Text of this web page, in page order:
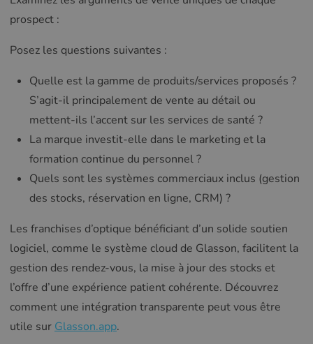
prospect :
Posez les questions suivantes :
Quelle est la gamme de produits/services proposés ?
S’agit-il principalement de vente au détail ou
mettent-ils l’accent sur les services de santé ?
La marque investit-elle dans le marketing et la
formation continue du personnel ?
Quels sont les systèmes commerciaux inclus (gestion
des stocks, réservation en ligne, CRM) ?
Les franchises d’optique bénéficiant d’un solide soutien
logiciel, comme le système cloud de Glasson, facilitent la
gestion des rendez-vous, la mise à jour des stocks et
l’offre d’une expérience patient cohérente. Découvrez
comment une intégration transparente peut vous être
utile sur Glasson.app.